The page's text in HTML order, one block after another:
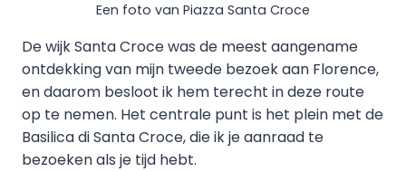
Een foto van Piazza Santa Croce
De wijk Santa Croce was de meest aangename
ontdekking van mijn tweede bezoek aan Florence,
en daarom besloot ik hem terecht in deze route
op te nemen. Het centrale punt is het plein met de
Basilica di Santa Croce, die ik je aanraad te
bezoeken als je tijd hebt.